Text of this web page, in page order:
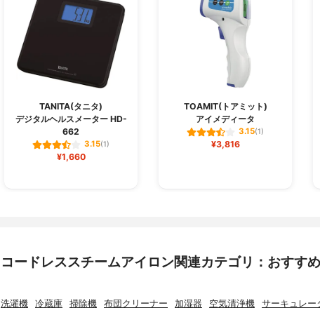
TANITA(タニタ)
デジタルヘルスメーター HD-
662
3.15(1)
¥1,660
TOAMIT(トアミット)
アイメディータ
3.15(1)
¥3,816
コードレススチームアイロン関連カテゴリ：おすす
洗濯機 冷蔵庫 掃除機 布団クリーナー 加湿器 空気清浄機 サーキュレー